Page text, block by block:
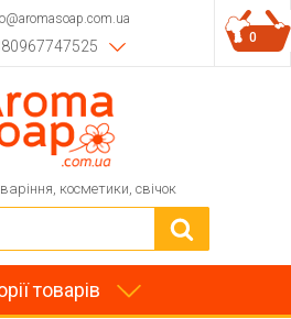
косметики, свічок
0
товарів